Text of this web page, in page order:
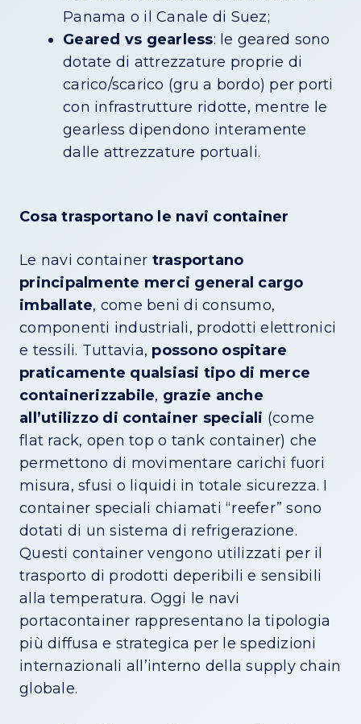
Panama o il Canale di Suez;
Geared vs gearless: le geared sono
dotate di attrezzature proprie di
carico/scarico (gru a bordo) per porti
con infrastrutture ridotte, mentre le
gearless dipendono interamente
dalle attrezzature portuali.
Cosa trasportano le navi container
Le navi container trasportano
principalmente merci general cargo
imballate, come beni di consumo,
componenti industriali, prodotti elettronici
e tessili. Tuttavia, possono ospitare
praticamente qualsiasi tipo di merce
containerizzabile, grazie anche
all’utilizzo di container speciali (come
flat rack, open top o tank container) che
permettono di movimentare carichi fuori
misura, sfusi o liquidi in totale sicurezza. I
container speciali chiamati “reefer” sono
dotati di un sistema di refrigerazione.
Questi container vengono utilizzati per il
trasporto di prodotti deperibili e sensibili
alla temperatura. Oggi le navi
portacontainer rappresentano la tipologia
più diffusa e strategica per le spedizioni
internazionali all’interno della supply chain
globale.